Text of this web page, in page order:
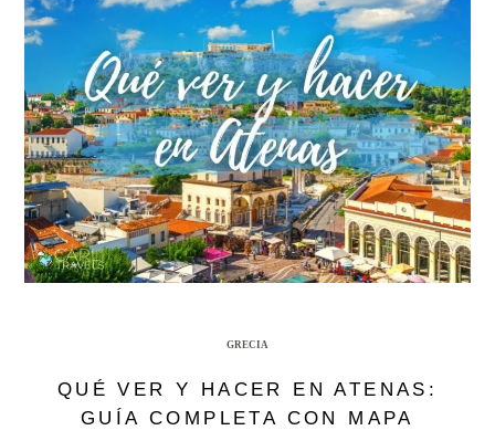
GRECIA
QUÉ VER Y HACER EN ATENAS:
GUÍA COMPLETA CON MAPA